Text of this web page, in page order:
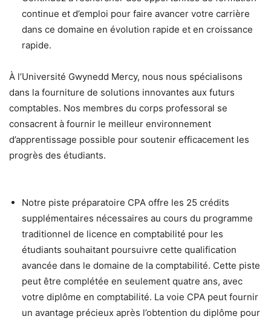
continue et d’emploi pour faire avancer votre carrière
dans ce domaine en évolution rapide et en croissance
rapide.
À l’Université Gwynedd Mercy, nous nous spécialisons
dans la fourniture de solutions innovantes aux futurs
comptables. Nos membres du corps professoral se
consacrent à fournir le meilleur environnement
d’apprentissage possible pour soutenir efficacement les
progrès des étudiants.
Notre piste préparatoire CPA offre les 25 crédits
supplémentaires nécessaires au cours du programme
traditionnel de licence en comptabilité pour les
étudiants souhaitant poursuivre cette qualification
avancée dans le domaine de la comptabilité. Cette piste
peut être complétée en seulement quatre ans, avec
votre diplôme en comptabilité. La voie CPA peut fournir
un avantage précieux après l’obtention du diplôme pour